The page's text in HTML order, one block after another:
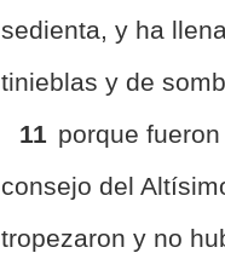
sedienta, y ha
tinieblas y de
11 porque
consejo del
tropezaron y no